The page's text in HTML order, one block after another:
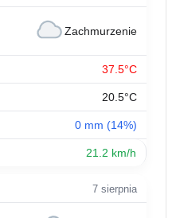
Zachmurzenie
37.5°C
20.5°C
0 mm (14%)
21.2 km/h
7 sierpnia